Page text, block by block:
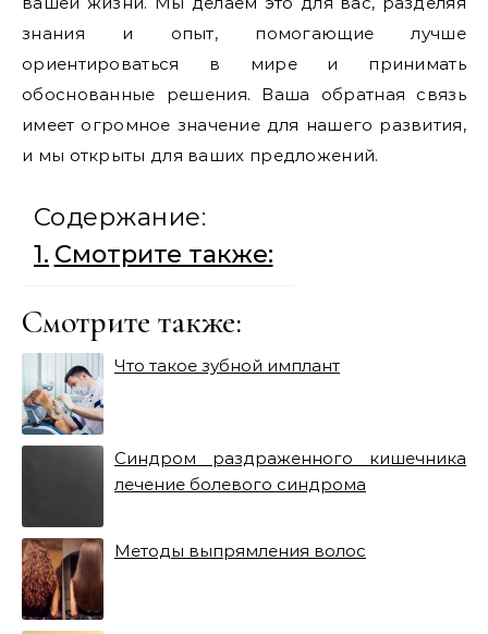
знания и опыт, помогающие лучше
ориентироваться в мире и принимать
обоснованные решения. Ваша обратная связь
имеет огромное значение для нашего развития,
и мы открыты для ваших предложений.
Содержание:
Смотрите также:
Смотрите также:
Что такое зубной имплант
Синдром раздраженного кишечника
лечение болевого синдрома
Методы выпрямления волос